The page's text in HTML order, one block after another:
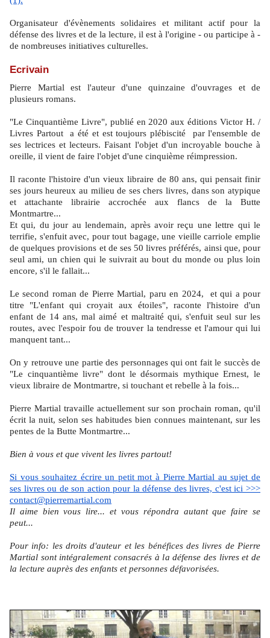
Organisateur d'évènements solidaires et militant actif pour la
défense des livres et de la lecture, il est à l'origine - ou participe à -
de nombreuses initiatives culturelles.
Ecrivain
Pierre Martial est l'auteur d'une quinzaine d'ouvrages et de
plusieurs romans.
"Le Cinquantième Livre", publié en 2020 aux éditions Victor H. /
Livres Partout a été et est toujours plébiscité par l'ensemble de
ses lectrices et lecteurs. Faisant l'objet d'un incroyable bouche à
oreille, il vient de faire l'objet d'une cinquième réimpression.
Il raconte l'histoire d'un vieux libraire de 80 ans, qui pensait finir
ses jours heureux au milieu de ses chers livres, dans son atypique
et attachante librairie accrochée aux flancs de la Butte
Montmartre...
Et qui, du jour au lendemain, après avoir reçu une lettre qui le
terrifie, s'enfuit avec, pour tout bagage, une vieille carriole emplie
de quelques provisions et de ses 50 livres préférés, ainsi que, pour
seul ami, un chien qui le suivrait au bout du monde ou plus loin
encore, s'il le fallait...
Le second roman de Pierre Martial, paru en 2024, et qui a pour
titre "L'enfant qui croyait aux étoiles", raconte l'histoire d'un
enfant de 14 ans, mal aimé et maltraité qui, s'enfuit seul sur les
routes, avec l'espoir fou de trouver la tendresse et l'amour qui lui
manquent tant...
On y retrouve une partie des personnages qui ont fait le succès de
"Le cinquantième livre" dont le désormais mythique Ernest, le
vieux libraire de Montmartre, si touchant et rebelle à la fois...
Pierre Martial travaille actuellement sur son prochain roman, qu'il
écrit la nuit, selon ses habitudes bien connues maintenant, sur les
pentes de la Butte Montmartre...
Bien à vous et que vivent les livres partout!
Si vous souhaitez écrire un petit mot à Pierre Martial au sujet de
ses livres ou de son action pour la défense des livres, c'est ici >>>
contact@pierremartial.com
Il aime bien vous lire... et vous répondra autant que faire se
peut...
Pour info: les droits d'auteur et les bénéfices des livres de Pierre
Martial sont intégralement consacrés à la défense des livres et de
la lecture auprès des enfants et personnes défavorisées.